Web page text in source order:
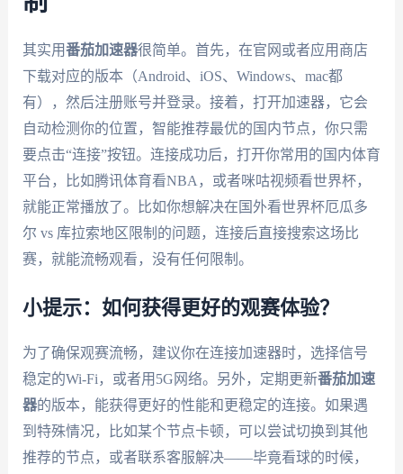
其实用番茄加速器很简单。首先，在官网或者应用商店
下载对应的版本（Android、iOS、Windows、mac都
有），然后注册账号并登录。接着，打开加速器，它会
自动检测你的位置，智能推荐最优的国内节点，你只需
要点击“连接”按钮。连接成功后，打开你常用的国内体育
平台，比如腾讯体育看NBA，或者咪咕视频看世界杯，
就能正常播放了。比如你想解决在国外看世界杯厄瓜多
尔 vs 库拉索地区限制的问题，连接后直接搜索这场比
赛，就能流畅观看，没有任何限制。
小提示：如何获得更好的观赛体验？
为了确保观赛流畅，建议你在连接加速器时，选择信号
稳定的Wi-Fi，或者用5G网络。另外，定期更新番茄加速
器的版本，能获得更好的性能和更稳定的连接。如果遇
到特殊情况，比如某个节点卡顿，可以尝试切换到其他
推荐的节点，或者联系客服解决——毕竟看球的时候，